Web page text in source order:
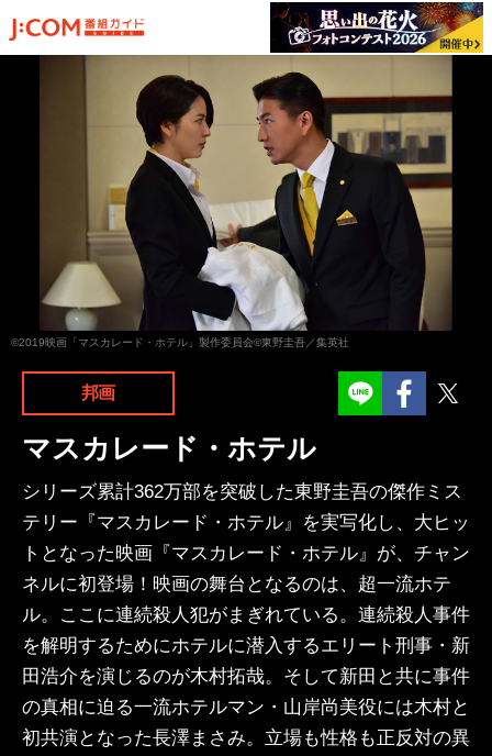
©2019映画「マスカレード・ホテル」製作委員会©東野圭吾／集英社
邦画
マスカレード・ホテル
シリーズ累計362万部を突破した東野圭吾の傑作ミス
テリー『マスカレード・ホテル』を実写化し、大ヒッ
トとなった映画『マスカレード・ホテル』が、チャン
ネルに初登場！映画の舞台となるのは、超一流ホテ
ル。ここに連続殺人犯がまぎれている。連続殺人事件
を解明するためにホテルに潜入するエリート刑事・新
田浩介を演じるのが木村拓哉。そして新田と共に事件
の真相に迫る一流ホテルマン・山岸尚美役には木村と
初共演となった長澤まさみ。立場も性格も正反対の異